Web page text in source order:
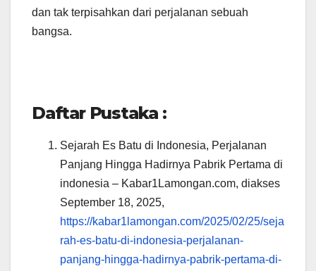
dan tak terpisahkan dari perjalanan sebuah
bangsa.
Daftar Pustaka :
Sejarah Es Batu di Indonesia, Perjalanan
Panjang Hingga Hadirnya Pabrik Pertama di
indonesia – Kabar1Lamongan.com, diakses
September 18, 2025,
https://kabar1lamongan.com/2025/02/25/seja
rah-es-batu-di-indonesia-perjalanan-
panjang-hingga-hadirnya-pabrik-pertama-di-